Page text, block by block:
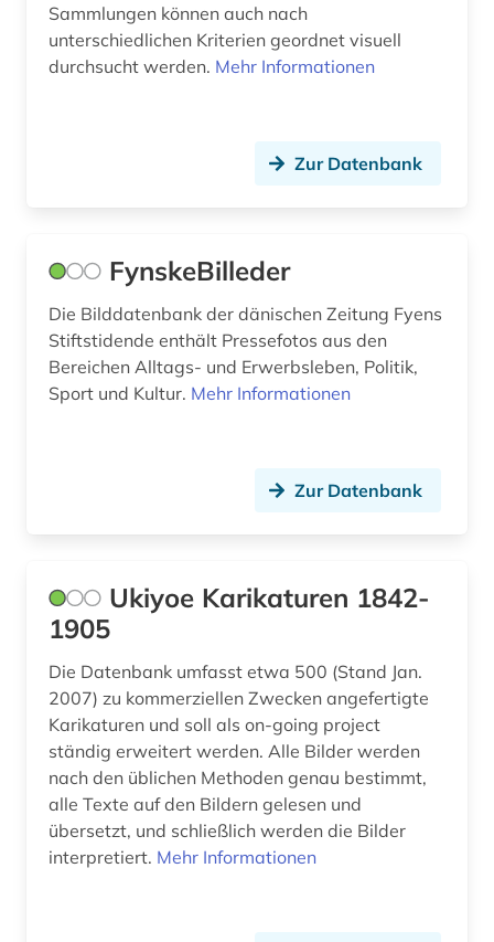
bildung (2)
bildungsarbeit (1)
biowissenschaften (2)
bismarck (1)
blauer reiter (2)
borgholm (1)
bosnien-herzegowina (2)
botanischer garten (1)
brahms, johannes | komponist; pianist (1)
Sammlungen können auch nach
unterschiedlichen Kriterien geordnet visuell
durchsucht werden. Mehr Informationen
Zur Datenbank
FynskeBilleder
Die Bilddatenbank der dänischen Zeitung Fyens
Stiftstidende enthält Pressefotos aus den
Bereichen Alltags- und Erwerbsleben, Politik,
Sport und Kultur. Mehr Informationen
Zur Datenbank
Ukiyoe Karikaturen 1842-
1905
Die Datenbank umfasst etwa 500 (Stand Jan.
2007) zu kommerziellen Zwecken angefertigte
Karikaturen und soll als on-going project
ständig erweitert werden. Alle Bilder werden
nach den üblichen Methoden genau bestimmt,
alle Texte auf den Bildern gelesen und
übersetzt, und schließlich werden die Bilder
interpretiert. Mehr Informationen